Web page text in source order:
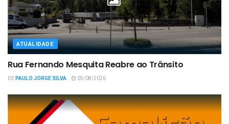
ATUALIDADE
Rua Fernando Mesquita Reabre ao Trânsito
DEPAULO JORGE SILVA 05/08/2026